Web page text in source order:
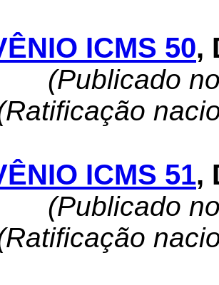
ICMS 50,
(Publicado
ICMS 51,
(Publicado